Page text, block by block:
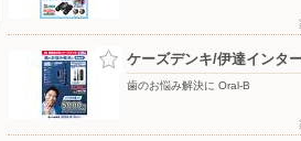
ケーズデンキ/伊達インタ
歯のお悩み解決に Oral-B